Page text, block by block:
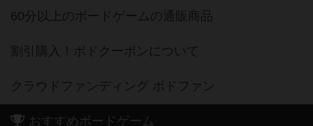
60分以上のボードゲームの通販商品
割引購入！ボドクーポンについて
クラウドファンディング ボドファン
おすすめボードゲーム